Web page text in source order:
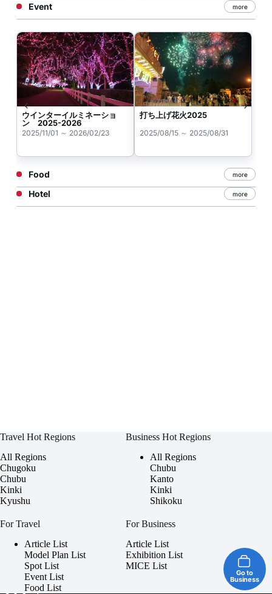
Event more
ウインターイルミネーショ
ン 2025-2026
2025/11/01 ～ 2026/02/23
打ち上げ花火2025
2025/08/15 ～ 2025/08/31
Food more
Hotel more
Go to
Business
Travel Hot Regions
All Regions
Chugoku
Chubu
Kinki
Kyushu
Business Hot Regions
All Regions
Chubu
Kanto
Kinki
Shikoku
For Travel
Article List
Model Plan List
Spot List
Event List
Food List
For Business
Article List
Exhibition List
MICE List